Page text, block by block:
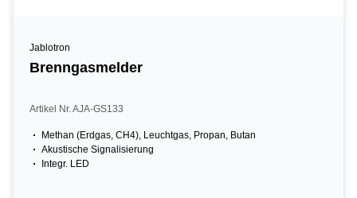
Jablotron
Brenngasmelder
Artikel Nr. AJA-GS133
Methan (Erdgas, CH4), Leuchtgas, Propan, Butan
Akustische Signalisierung
Integr. LED